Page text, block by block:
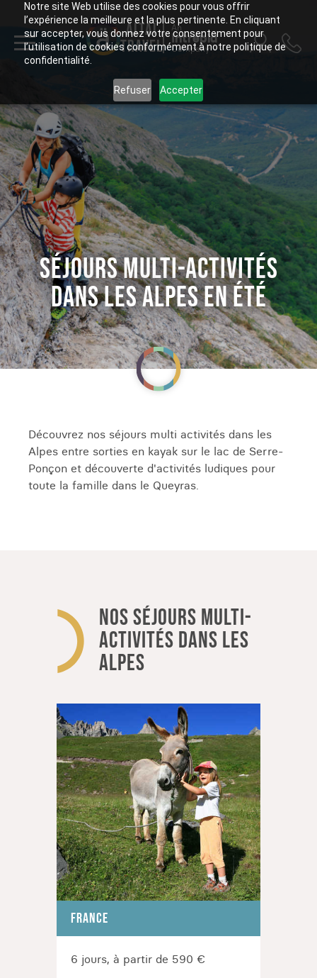
Notre site Web utilise des cookies pour vous offrir
l’expérience la meilleure et la plus pertinente. En cliquant
sur accepter, vous donnez votre consentement pour
l’utilisation de cookies conformément à notre politique de
confidentialité.
Refuser Accepter
ALTAÏ
TRAVEL
An
Intrepid
Company
SÉJOURS MULTI-ACTIVITÉS
DANS LES ALPES EN ÉTÉ
Découvrez nos séjours multi activités dans les
Alpes entre sorties en kayak sur le lac de Serre-
Ponçon et découverte d'activités ludiques pour
toute la famille dans le Queyras.
NOS SÉJOURS MULTI-
ACTIVITÉS DANS LES
ALPES
FRANCE
6 jours, à partir de 590 €